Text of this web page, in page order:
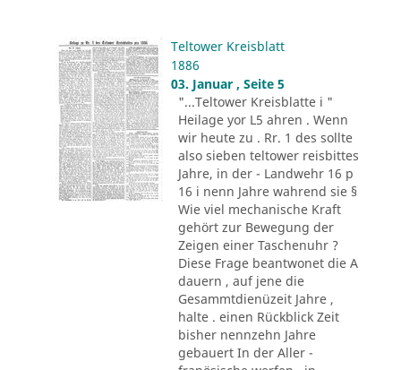
Teltower Kreisblatt
1886
03. Januar , Seite 5
"...Teltower Kreisblatte i "
Heilage yor L5 ahren . Wenn
wir heute zu . Rr. 1 des sollte
also sieben teltower reisbittes
Jahre, in der - Landwehr 16 p
16 i nenn Jahre wahrend sie §
Wie viel mechanische Kraft
gehört zur Bewegung der
Zeigen einer Taschenuhr ?
Diese Frage beantwonet die A
dauern , auf jene die
Gesammtdienüzeit Jahre ,
halte . einen Rückblick Zeit
bisher nennzehn Jahre
gebauert In der Aller -